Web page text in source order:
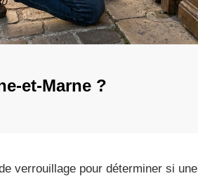
et-Marne ?
verrouillage pour déterminer si une